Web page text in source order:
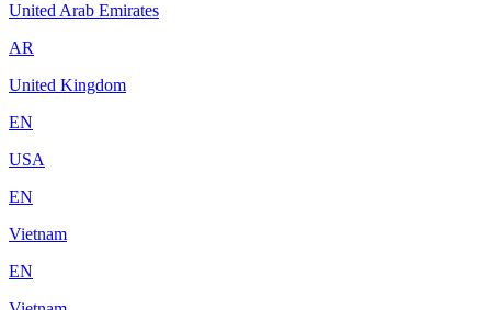
United Arab Emirates
AR
United Kingdom
EN
USA
EN
Vietnam
EN